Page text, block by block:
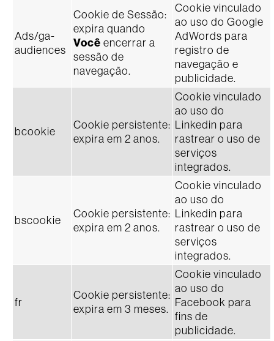
Ads/ga-
audiences
Cookie de Sessão:
expira quando
Você encerrar a
sessão de
navegação.
Cookie vinculado
ao uso do Google
AdWords para
registro de
navegação e
publicidade.
bcookie
Cookie persistente:
expira em 2 anos.
Cookie vinculado
ao uso do
Linkedin para
rastrear o uso de
serviços
integrados.
bscookie
Cookie persistente:
expira em 2 anos.
Cookie vinculado
ao uso do
Linkedin para
rastrear o uso de
serviços
integrados.
fr
Cookie persistente:
expira em 3 meses.
Cookie vinculado
ao uso do
Facebook para
fins de
publicidade.